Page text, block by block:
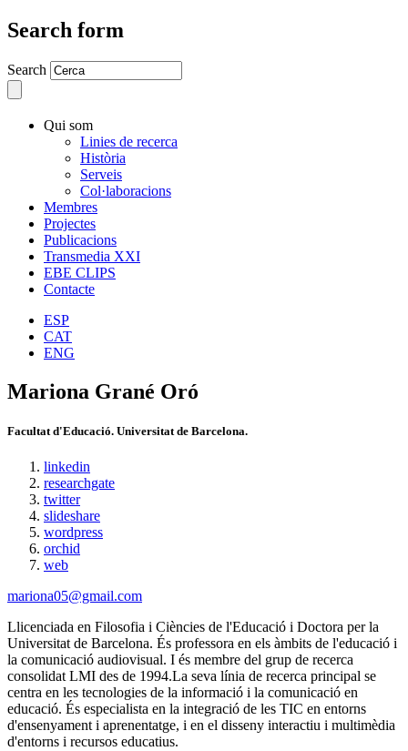
Search form
Search
Qui som
Linies de recerca
Història
Serveis
Col·laboracions
Membres
Projectes
Publicacions
Transmedia XXI
EBE CLIPS
Contacte
ESP
CAT
ENG
Mariona Grané Oró
Facultat d'Educació. Universitat de Barcelona.
linkedin
researchgate
twitter
slideshare
wordpress
orchid
web
mariona05@gmail.com
Llicenciada en Filosofia i Ciències de l'Educació i Doctora per la
Universitat de Barcelona. És professora en els àmbits de l'educació i
la comunicació audiovisual. I és membre del grup de recerca
consolidat LMI des de 1994.La seva línia de recerca principal se
centra en les tecnologies de la informació i la comunicació en
educació. És especialista en la integració de les TIC en entorns
d'ensenyament i aprenentatge, i en el disseny interactiu i multimèdia
d'entorns i recursos educatius.